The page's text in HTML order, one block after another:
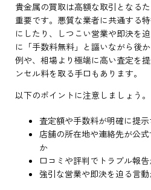
貴金属の買取は高額な取引となる
重要です。悪質な業者に共通する
にしたり、しつこい営業や即決を
に「手数料無料」と謳いながら後
例や、相場より極端に高い査定を
ンセル料を取る手口もあります。
以下のポイントに注意しましょう。
査定額や手数料が明確に提
店舗の所在地や連絡先が公
か
口コミや評判でトラブル報
強引な営業や即決を迫る言